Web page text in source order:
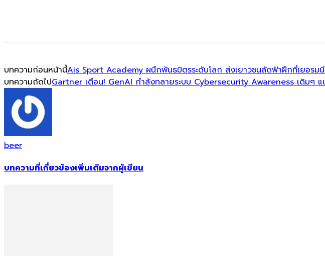
บทความก่อนหน้านี้Ais Sport Academy ผนึกพันธมิตรระดับโลก ส่งเยาวชนลัดฟ้าฝึกที่เยอรม
บทความถัดไปGartner เตือน! GenAI กำลังทลายระบบ Cybersecurity Awareness เดิมๆ
beer
บทความที่เกี่ยวข้องเพิ่มเติมจากผู้เขียน